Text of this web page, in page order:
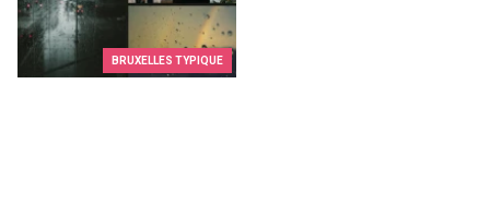
BRUXELLES TYPIQUE